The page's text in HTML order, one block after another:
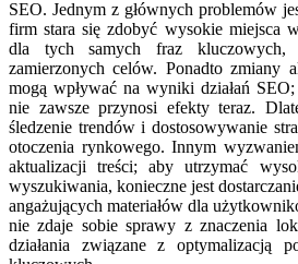
SEO. Jednym z głównych problemów
firm stara się zdobyć wysokie miejsca
dla tych samych fraz kluczowych,
zamierzonych celów. Ponadto zmiany
mogą wpływać na wyniki działań SEO;
nie zawsze przynosi efekty teraz.
śledzenie trendów i dostosowywanie
otoczenia rynkowego. Innym
aktualizacji treści; aby utrzymać
wyszukiwania, konieczne jest
angażujących materiałów dla
nie zdaje sobie sprawy z znaczenia
działania związane z optymalizacją